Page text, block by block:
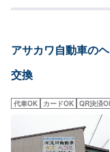
アサカワ自動車の
交換
代車OK カードOK QR決済